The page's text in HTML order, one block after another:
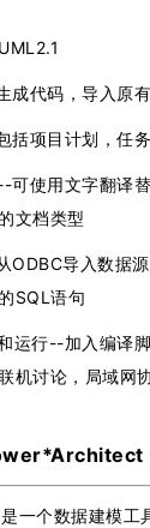
成代码，导入原
括项目计划，任
可使用文字翻译
文档类型
ODBC导入数据
SQL语句
运行--加入编译
机讨论，局域网
一个数据建模工